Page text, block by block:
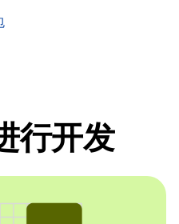
行开发